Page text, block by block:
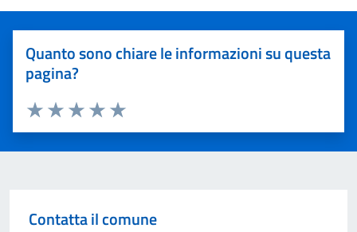
Quanto sono chiare le informazioni su questa
pagina?
Valuta 5 stelle su 5
Valuta 4 stelle su 5
Valuta 3 stelle su 5
Valuta 2 stelle su 5
Valuta 1 stelle su 5
Contatta il comune